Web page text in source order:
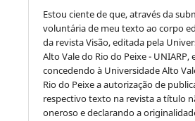
Estou ciente de que, através da
voluntária de meu texto ao corpo
da revista Visão, editada pela
Alto Vale do Rio do Peixe - UNIARP,
concedendo à Universidade Alto
Rio do Peixe a autorização de
respectivo texto na revista a título
oneroso e declarando a